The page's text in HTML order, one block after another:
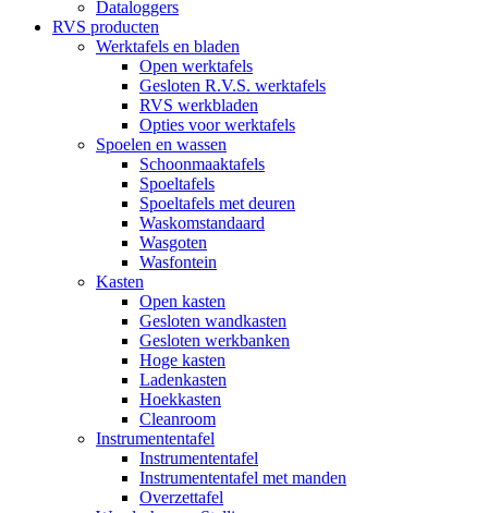
Dataloggers
RVS producten
Werktafels en bladen
Open werktafels
Gesloten R.V.S. werktafels
RVS werkbladen
Opties voor werktafels
Spoelen en wassen
Schoonmaaktafels
Spoeltafels
Spoeltafels met deuren
Waskomstandaard
Wasgoten
Wasfontein
Kasten
Open kasten
Gesloten wandkasten
Gesloten werkbanken
Hoge kasten
Ladenkasten
Hoekkasten
Cleanroom
Instrumententafel
Instrumententafel
Instrumententafel met manden
Overzettafel